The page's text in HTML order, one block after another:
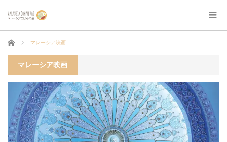
ホーム マレーシア映画
マレーシア映画